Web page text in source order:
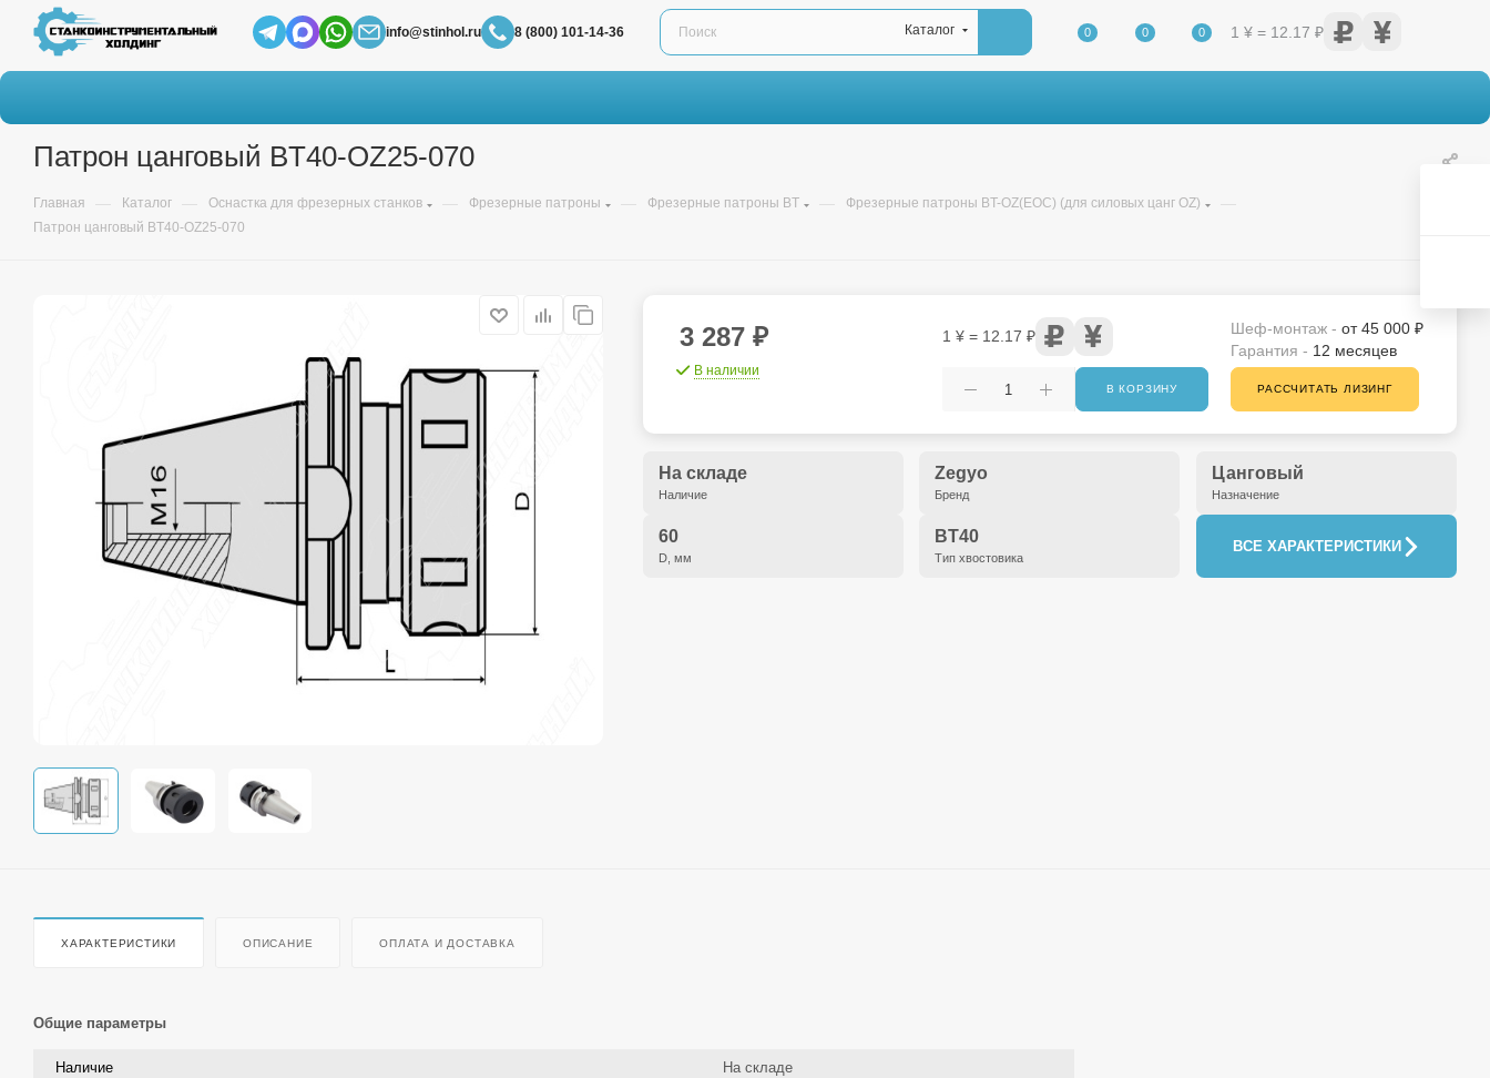
info@stinhol.ru 8 (800) 101-14-36 Каталог 0 0 0 1 ¥ = 12.17 ₽
Патрон цанговый BT40-OZ25-070
Главная — Каталог — Оснастка для фрезерных станков — Фрезерные патроны — Фрезерные патроны BT — Фрезерные патроны BT-OZ(EOC) (для силовых цанг OZ) —
Патрон цанговый BT40-OZ25-070
3 287₽
В наличии
1 ¥ = 12.17 ₽
В КОРЗИНУ
Шеф-монтаж - от 45 000 ₽
Гарантия - 12 месяцев
РАССЧИТАТЬ ЛИЗИНГ
На складе
Наличие
Zegyo
Бренд
Цанговый
Назначение
60
D, мм
BT40
Тип хвостовика
ВСЕ ХАРАКТЕРИСТИКИ
ХАРАКТЕРИСТИКИ ОПИСАНИЕ ОПЛАТА И ДОСТАВКА
Общие параметры
Наличие На складе